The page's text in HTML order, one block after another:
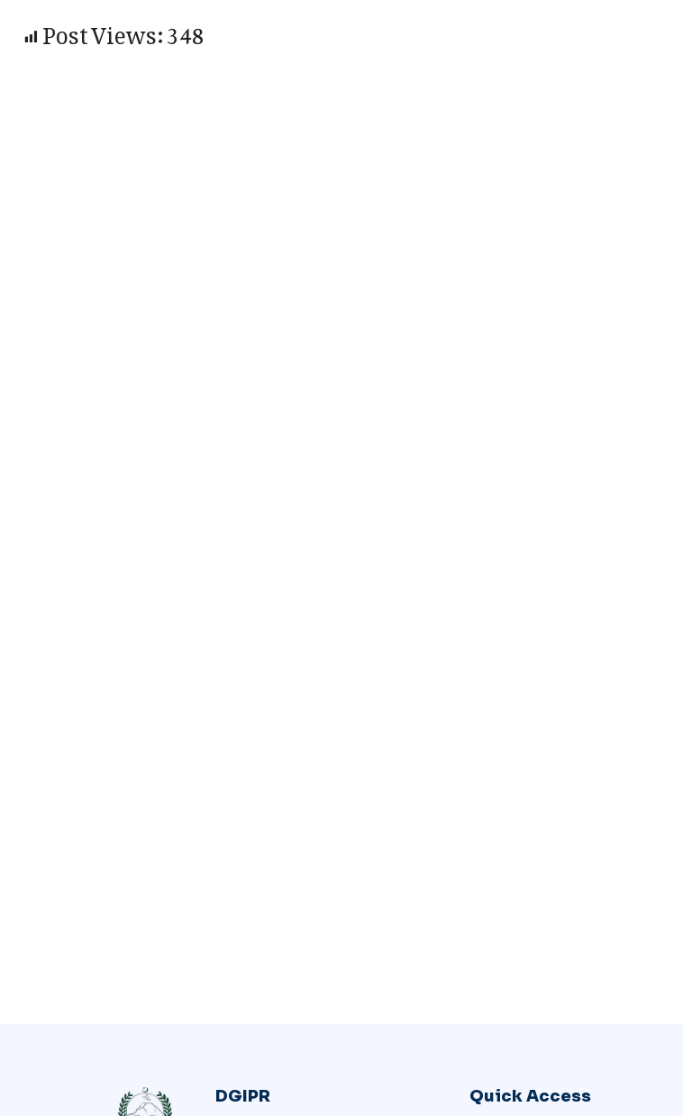
Post Views:348
DGIPR Quick Access